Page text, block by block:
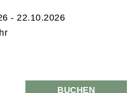
- 22.10.2026
BUCHEN